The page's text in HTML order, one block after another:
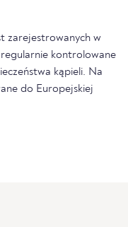
zarejestrowanych w
kontrolowane
kąpieli. Na
do Europejskiej